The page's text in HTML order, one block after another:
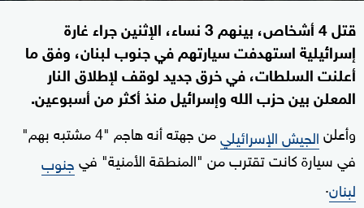
قتل 4 أشخاص، بينهم 3 نساء، الإثنين جراء غارة
إسرائيلية استهدفت سيارتهم في جنوب لبنان، وفق ما
أعلنت السلطات، في خرق جديد لوقف لإطلاق النار
المعلن بين حزب الله وإسرائيل منذ أكثر من أسبوعين.
وأعلنالجيش الإسرائيلي
من جهته أنه هاجم "4 مشتبه بهم"
في سيارة كانت تقترب من "المنطقة الأمنية" فيجنوب
لبنان.